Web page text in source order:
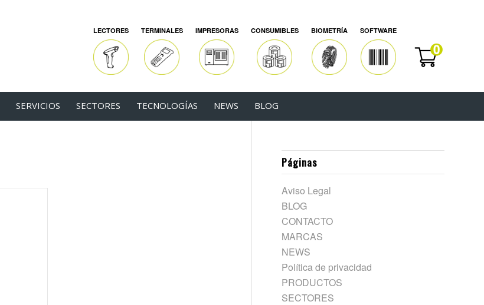
LECTORES TERMINALES IMPRESORAS CONSUMIBLES BIOMETRÍA SOFTWARE
SERVICIOS SECTORES TECNOLOGÍAS NEWS BLOG
Páginas
Aviso Legal
BLOG
CONTACTO
MARCAS
NEWS
Política de privacidad
PRODUCTOS
SECTORES